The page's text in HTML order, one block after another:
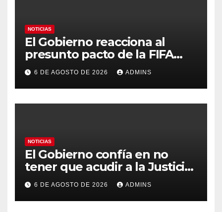
NOTICIAS
El Gobierno reacciona al
presunto pacto de la FIFA
con Marruecos para acoger la
final del Mundial 2030:
«Tiene que ser en España»
6 DE AGOSTO DE 2026 ADMINS
NOTICIAS
El Gobierno confía en no
tener que acudir a la Justicia
por el reparto de menores
mientras el PP pide la
apertura del Congreso por la
6 DE AGOSTO DE 2026 ADMINS